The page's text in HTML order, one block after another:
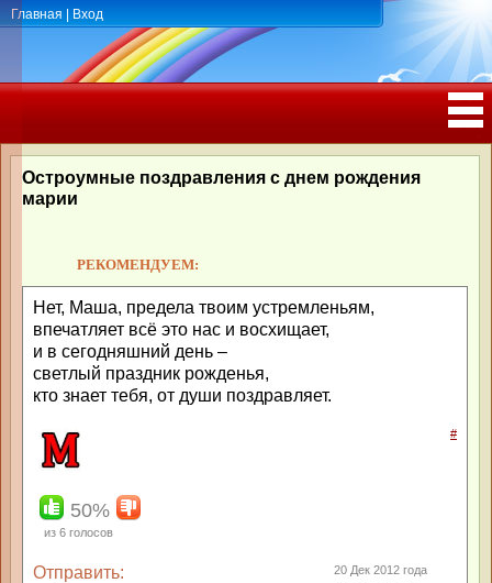
Главная Вход
РОЖДЕНИЯ, ЮБИЛЕЕМ
Остроумные поздравления с днем рождения
марии
РЕКОМЕНДУЕМ:
Нет, Маша, предела твоим устремленьям,
впечатляет всё это нас и восхищает,
и в сегодняшний день –
светлый праздник рожденья,
кто знает тебя, от души поздравляет.
#
50%
из 6 голосов
Отправить:
20 Дек 2012 года